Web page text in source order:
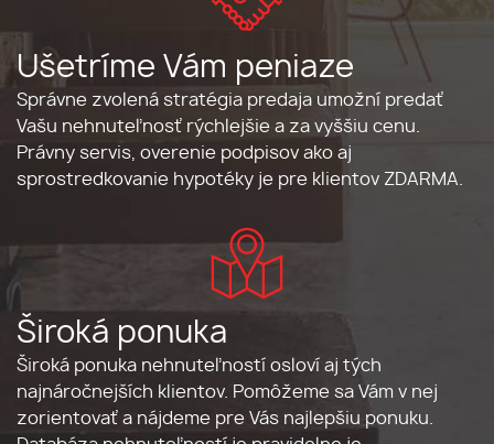
Ušetríme Vám peniaze
Správne zvolená stratégia predaja umožní predať
Vašu nehnuteľnosť rýchlejšie a za vyššiu cenu.
Právny servis, overenie podpisov ako aj
sprostredkovanie hypotéky je pre klientov ZDARMA.
Široká ponuka
Široká ponuka nehnuteľností osloví aj tých
najnáročnejších klientov. Pomôžeme sa Vám v nej
zorientovať a nájdeme pre Vás najlepšiu ponuku.